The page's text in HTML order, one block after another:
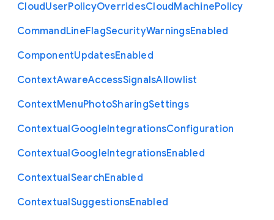
CloudUserPolicyOverridesCloudMachinePolicy
CommandLineFlagSecurityWarningsEnabled
ComponentUpdatesEnabled
ContextAwareAccessSignalsAllowlist
ContextMenuPhotoSharingSettings
ContextualGoogleIntegrationsConfiguration
ContextualGoogleIntegrationsEnabled
ContextualSearchEnabled
ContextualSuggestionsEnabled